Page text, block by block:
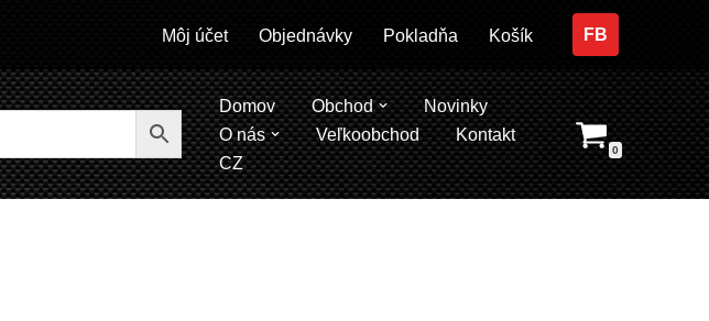
Môj účet Objednávky Pokladňa Košík FB
Domov Obchod
Novinky
O nás
Veľkoobchod
Kontakt
CZ
0